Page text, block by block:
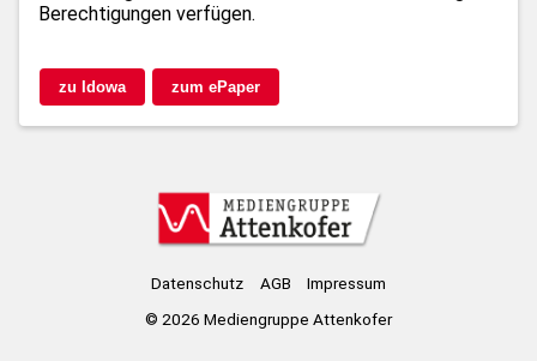
Berechtigungen verfügen.
zu Idowa zum ePaper
Datenschutz AGB
Impressum
© 2026 Mediengruppe Attenkofer